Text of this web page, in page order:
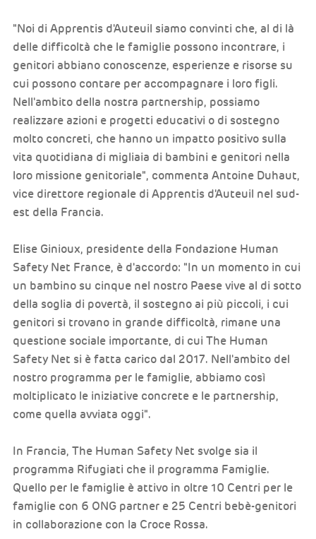
"Noi di Apprentis d'Auteuil siamo convinti che, al di là
delle difficoltà che le famiglie possono incontrare, i
genitori abbiano conoscenze, esperienze e risorse su
cui possono contare per accompagnare i loro figli.
Nell'ambito della nostra partnership, possiamo
realizzare azioni e progetti educativi o di sostegno
molto concreti, che hanno un impatto positivo sulla
vita quotidiana di migliaia di bambini e genitori nella
loro missione genitoriale", commenta Antoine Duhaut,
vice direttore regionale di Apprentis d'Auteuil nel sud-
est della Francia.
Elise Ginioux, presidente della Fondazione Human
Safety Net France, è d'accordo: "In un momento in cui
un bambino su cinque nel nostro Paese vive al di sotto
della soglia di povertà, il sostegno ai più piccoli, i cui
genitori si trovano in grande difficoltà, rimane una
questione sociale importante, di cui The Human
Safety Net si è fatta carico dal 2017. Nell'ambito del
nostro programma per le famiglie, abbiamo così
moltiplicato le iniziative concrete e le partnership,
come quella avviata oggi".
In Francia, The Human Safety Net svolge sia il
programma Rifugiati che il programma Famiglie.
Quello per le famiglie è attivo in oltre 10 Centri per le
famiglie con 6 ONG partner e 25 Centri bebè-genitori
in collaborazione con la Croce Rossa.